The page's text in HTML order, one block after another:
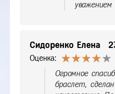
Сидоренко Елена
Оценка:
Огромное
браслет,